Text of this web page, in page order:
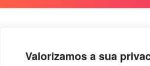
Valorizamos a sua